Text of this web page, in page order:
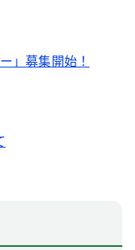
」募集開始！